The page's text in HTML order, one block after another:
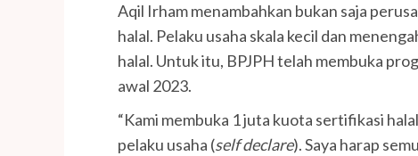
Aqil Irham menambahkan bukan saja
halal. Pelaku usaha skala kecil dan
halal. Untuk itu, BPJPH telah membuka
awal 2023.
“Kami membuka 1 juta kuota sertifikasi
pelaku usaha (self declare). Saya harap